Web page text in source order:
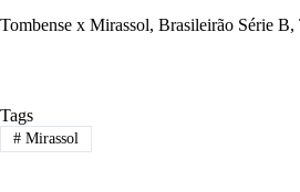
Tombense x Mirassol, Brasileirão Série
Tags
#Mirassol